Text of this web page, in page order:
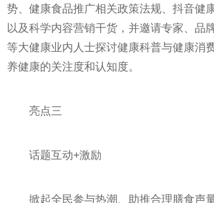
势、健康食品推广相关政策法规、抖音健
以及科学内容营销干货，并邀请专家、品
等大健康业内人士探讨健康科普与健康消
养健康的关注度和认知度。
亮点三
话题互动+激励
掀起全民参与热潮、助推合理膳食声